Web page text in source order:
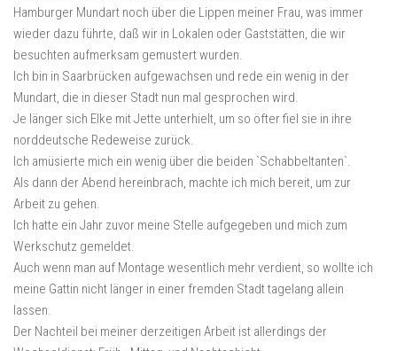
Hamburger Mundart noch über die Lippen meiner Frau, was immer
wieder dazu führte, daß wir in Lokalen oder Gaststätten, die wir
besuchten aufmerksam gemustert wurden.
Ich bin in Saarbrücken aufgewachsen und rede ein wenig in der
Mundart, die in dieser Stadt nun mal gesprochen wird.
Je länger sich Elke mit Jette unterhielt, um so öfter fiel sie in ihre
norddeutsche Redeweise zurück.
Ich amüsierte mich ein wenig über die beiden `Schabbeltanten`.
Als dann der Abend hereinbrach, machte ich mich bereit, um zur
Arbeit zu gehen.
Ich hatte ein Jahr zuvor meine Stelle aufgegeben und mich zum
Werkschutz gemeldet.
Auch wenn man auf Montage wesentlich mehr verdient, so wollte ich
meine Gattin nicht länger in einer fremden Stadt tagelang allein
lassen.
Der Nachteil bei meiner derzeitigen Arbeit ist allerdings der